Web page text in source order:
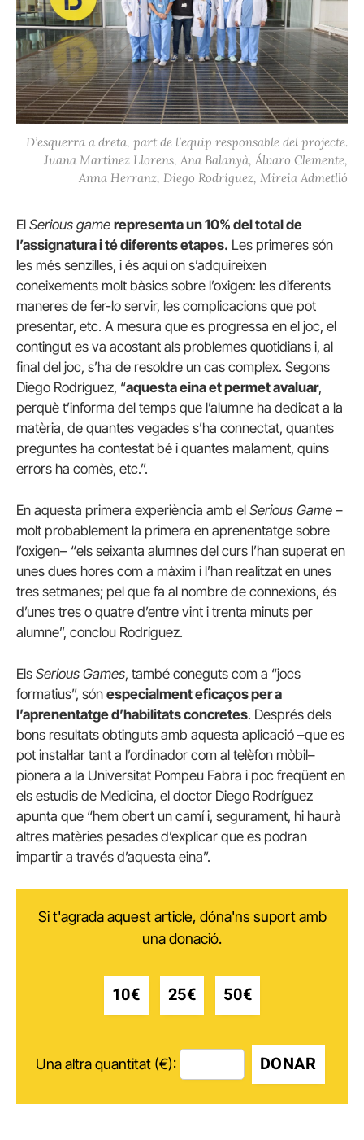
D’esquerra a dreta, part de l’equip responsable del projecte.
Juana Martínez Llorens, Ana Balanyà, Álvaro Clemente,
Anna Herranz, Diego Rodríguez, Mireia Admetlló
El Serious game representa un 10% del total de
l’assignatura i té diferents etapes. Les primeres són
les més senzilles, i és aquí on s’adquireixen
coneixements molt bàsics sobre l’oxigen: les diferents
maneres de fer-lo servir, les complicacions que pot
presentar, etc. A mesura que es progressa en el joc, el
contingut es va acostant als problemes quotidians i, al
final del joc, s’ha de resoldre un cas complex. Segons
Diego Rodríguez, “aquesta eina et permet avaluar,
perquè t’informa del temps que l’alumne ha dedicat a la
matèria, de quantes vegades s’ha connectat, quantes
preguntes ha contestat bé i quantes malament, quins
errors ha comès, etc.”.
En aquesta primera experiència amb el Serious Game –
molt probablement la primera en aprenentatge sobre
l’oxigen– “els seixanta alumnes del curs l’han superat en
unes dues hores com a màxim i l’han realitzat en unes
tres setmanes; pel que fa al nombre de connexions, és
d’unes tres o quatre d’entre vint i trenta minuts per
alumne”, conclou Rodríguez.
Els Serious Games, també coneguts com a “jocs
formatius”, són especialment eficaços per a
l’aprenentatge d’habilitats concretes. Després dels
bons resultats obtinguts amb aquesta aplicació –que es
pot instal·lar tant a l’ordinador com al telèfon mòbil–
pionera a la Universitat Pompeu Fabra i poc freqüent en
els estudis de Medicina, el doctor Diego Rodríguez
apunta que “hem obert un camí i, segurament, hi haurà
altres matèries pesades d’explicar que es podran
impartir a través d’aquesta eina”.
Si t'agrada aquest article, dóna'ns suport amb
una donació.
10€ 25€ 50€
Una altra quantitat (€): DONAR